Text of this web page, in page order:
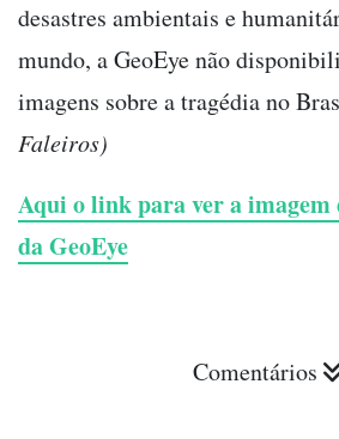
desastres ambientais e
mundo, a GeoEye não
imagens sobre a tragédia no
Faleiros)
Aqui o link para ver a imagem
da GeoEye
Comentários